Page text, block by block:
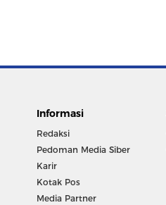
Informasi
Redaksi
Pedoman Media Siber
Karir
Kotak Pos
Media Partner